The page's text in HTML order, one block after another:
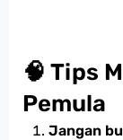
🧠 Tips
Pemula
Jangan